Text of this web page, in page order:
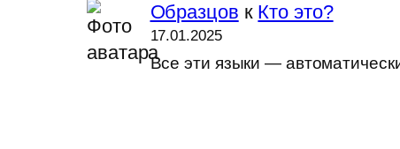
Образцов к Кто это?
17.01.2025
Все эти языки —